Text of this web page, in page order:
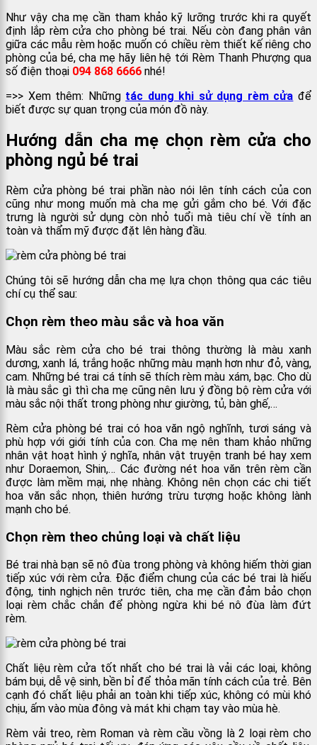
Như vậy cha mẹ cần tham khảo kỹ lưỡng trước khi ra quyết
định lắp rèm cửa cho phòng bé trai. Nếu còn đang phân vân
giữa các mẫu rèm hoặc muốn có chiều rèm thiết kế riêng cho
phòng của bé, cha mẹ hãy liên hệ tới Rèm Thanh Phượng qua
số điện thoại 094 868 6666 nhé!
=>> Xem thêm: Những tác dung khi sử dụng rèm cửa để
biết được sự quan trọng của món đồ này.
Hướng dẫn cha mẹ chọn rèm cửa cho
phòng ngủ bé trai
Rèm cửa phòng bé trai phần nào nói lên tính cách của con
cũng như mong muốn mà cha mẹ gửi gắm cho bé. Với đặc
trưng là người sử dụng còn nhỏ tuổi mà tiêu chí về tính an
toàn và thẩm mỹ được đặt lên hàng đầu.
Chúng tôi sẽ hướng dẫn cha mẹ lựa chọn thông qua các tiêu
chí cụ thể sau:
Chọn rèm theo màu sắc và hoa văn
Màu sắc rèm cửa cho bé trai thông thường là màu xanh
dương, xanh lá, trắng hoặc những màu mạnh hơn như đỏ, vàng,
cam. Những bé trai cá tính sẽ thích rèm màu xám, bạc. Cho dù
là màu sắc gì thì cha mẹ cũng nên lưu ý đồng bộ rèm cửa với
màu sắc nội thất trong phòng như giường, tủ, bàn ghế,…
Rèm cửa phòng bé trai có hoa văn ngộ nghĩnh, tươi sáng và
phù hợp với giới tính của con. Cha mẹ nên tham khảo những
nhân vật hoạt hình ý nghĩa, nhân vật truyện tranh bé hay xem
như Doraemon, Shin,… Các đường nét hoa văn trên rèm cần
được làm mềm mại, nhẹ nhàng. Không nên chọn các chi tiết
hoa văn sắc nhọn, thiên hướng trừu tượng hoặc không lành
mạnh cho bé.
Chọn rèm theo chủng loại và chất liệu
Bé trai nhà bạn sẽ nô đùa trong phòng và không hiếm thời gian
tiếp xúc với rèm cửa. Đặc điểm chung của các bé trai là hiếu
động, tinh nghịch nên trước tiên, cha mẹ cần đảm bảo chọn
loại rèm chắc chắn để phòng ngừa khi bé nô đùa làm đứt
rèm.
Chất liệu rèm cửa tốt nhất cho bé trai là vải các loại, không
bám bụi, dễ vệ sinh, bền bỉ để thỏa mãn tính cách của trẻ. Bên
cạnh đó chất liệu phải an toàn khi tiếp xúc, không có mùi khó
chịu, ấm vào mùa đông và mát khi chạm tay vào mùa hè.
Rèm vải treo, rèm Roman và rèm cầu vồng là 2 loại rèm cho